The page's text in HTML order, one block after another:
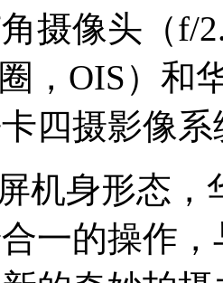
摄像头（f/
，OIS）和
四摄影像系
机身形态，
一的操作